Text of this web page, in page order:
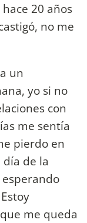
20 años
no me
un
yo si no
con
me sentía
pierdo en
de la
me queda